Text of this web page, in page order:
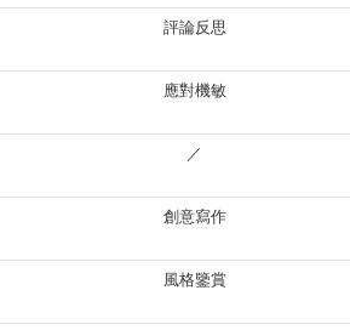
評論反思
應對機敏
／
創意寫作
風格鑒賞